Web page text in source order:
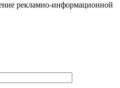
рекламно-информационной